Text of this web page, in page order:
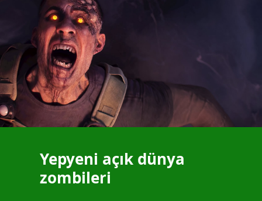
Yepyeni açık dünya
zombileri